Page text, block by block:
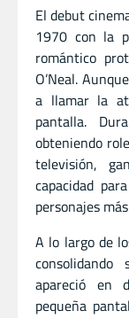
El debut
1970 con la
romántico
O’Neal.
a llamar la
pantalla.
obteniendo
televisión,
capacidad
personajes
A lo largo de
apareció en
pequeña